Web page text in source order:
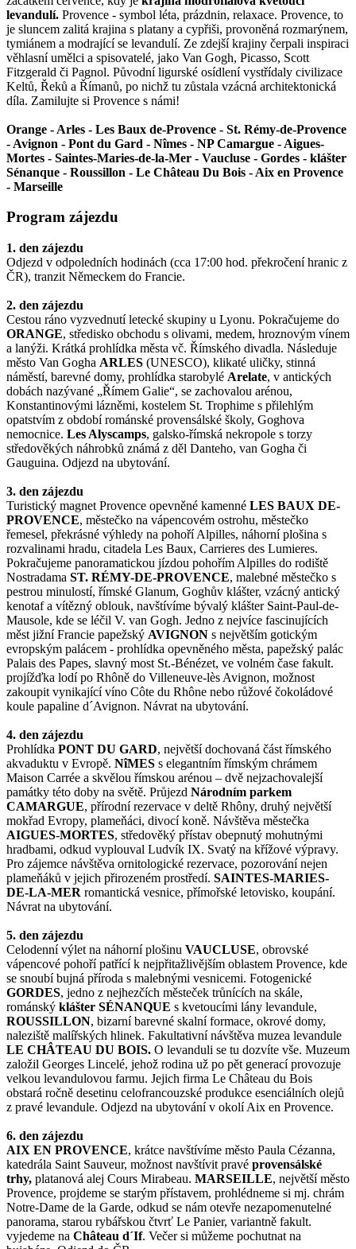
levandulí. Provence - symbol léta, prázdnin, relaxace. Provence, to
je sluncem zalitá krajina s platany a cypřiši, provoněná rozmarýnem,
tymiánem a modrající se levandulí. Ze zdejší krajiny čerpali inspiraci
věhlasní umělci a spisovatelé, jako Van Gogh, Picasso, Scott
Fitzgerald či Pagnol. Původní ligurské osídlení vystřídaly civilizace
Keltů, Řeků a Římanů, po nichž tu zůstala vzácná architektonická
díla. Zamilujte si Provence s námi!
Orange - Arles - Les Baux de-Provence - St. Rémy-de-Provence
- Avignon - Pont du Gard - Nîmes - NP Camargue - Aigues-
Mortes - Saintes-Maries-de-la-Mer - Vaucluse - Gordes - klášter
Sénanque - Roussillon - Le Château Du Bois - Aix en Provence
- Marseille
Program zájezdu
1. den zájezdu
Odjezd v odpoledních hodinách (cca 17:00 hod. překročení hranic z
ČR), tranzit Německem do Francie.
2. den zájezdu
Cestou ráno vyzvednutí letecké skupiny u Lyonu. Pokračujeme do
ORANGE, středisko obchodu s olivami, medem, hroznovým vínem
a lanýži. Krátká prohlídka města vč. Římského divadla. Následuje
město Van Gogha ARLES (UNESCO), klikaté uličky, stinná
náměstí, barevné domy, prohlídka starobylé Arelate, v antických
dobách nazývané „Římem Galie“, se zachovalou arénou,
Konstantinovými lázněmi, kostelem St. Trophime s přilehlým
opatstvím z období románské provensálské školy, Goghova
nemocnice. Les Alyscamps, galsko-římská nekropole s torzy
středověkých náhrobků známá z děl Danteho, van Gogha či
Gauguina. Odjezd na ubytování.
3. den zájezdu
Turistický magnet Provence opevněné kamenné LES BAUX DE-
PROVENCE, městečko na vápencovém ostrohu, městečko
řemesel, překrásné výhledy na pohoří Alpilles, náhorní plošina s
rozvalinami hradu, citadela Les Baux, Carrieres des Lumieres.
Pokračujeme panoramatickou jízdou pohořím Alpilles do rodiště
Nostradama ST. RÉMY-DE-PROVENCE, malebné městečko s
pestrou minulostí, římské Glanum, Goghův klášter, vzácný antický
kenotaf a vítězný oblouk, navštívíme bývalý klášter Saint-Paul-de-
Mausole, kde se léčil V. van Gogh. Jedno z nejvíce fascinujících
měst jižní Francie papežský AVIGNON s největším gotickým
evropským palácem - prohlídka opevněného města, papežský palác
Palais des Papes, slavný most St.-Bénézet, ve volném čase fakult.
projížďka lodí po Rhôně do Villeneuve-lès Avignon, možnost
zakoupit vynikající víno Côte du Rhône nebo růžové čokoládové
koule papaline d´Avignon. Návrat na ubytování.
4. den zájezdu
Prohlídka PONT DU GARD, největší dochovaná část římského
akvaduktu v Evropě. NîMES s elegantním římským chrámem
Maison Carrée a skvělou římskou arénou – dvě nejzachovalejší
památky této doby na světě. Průjezd Národním parkem
CAMARGUE, přírodní rezervace v deltě Rhôny, druhý největší
mokřad Evropy, plameňáci, divocí koně. Návštěva městečka
AIGUES-MORTES, středověký přístav obepnutý mohutnými
hradbami, odkud vyplouval Ludvík IX. Svatý na křížové výpravy.
Pro zájemce návštěva ornitologické rezervace, pozorování nejen
plameňáků v jejich přirozeném prostředí. SAINTES-MARIES-
DE-LA-MER romantická vesnice, přímořské letovisko, koupání.
Návrat na ubytování.
5. den zájezdu
Celodenní výlet na náhorní plošinu VAUCLUSE, obrovské
vápencové pohoří patřící k nejpřitažlivějším oblastem Provence, kde
se snoubí bujná příroda s malebnými vesnicemi. Fotogenické
GORDES, jedno z nejhezčích městeček trůnících na skále,
románský klášter SÉNANQUE s kvetoucími lány levandule,
ROUSSILLON, bizarní barevné skalní formace, okrové domy,
naleziště malířských hlinek. Fakultativní návštěva muzea levandule
LE CHÂTEAU DU BOIS. O levanduli se tu dozvíte vše. Muzeum
založil Georges Lincelé, jehož rodina už po pět generací provozuje
velkou levandulovou farmu. Jejich firma Le Château du Bois
obstará ročně desetinu celofrancouzské produkce esenciálních olejů
z pravé levandule. Odjezd na ubytování v okolí Aix en Provence.
6. den zájezdu
AIX EN PROVENCE, krátce navštívíme město Paula Cézanna,
katedrála Saint Sauveur, možnost navštívit pravé provensálské
trhy, platanová alej Cours Mirabeau. MARSEILLE, největší město
Provence, projdeme se starým přístavem, prohlédneme si mj. chrám
Notre-Dame de la Garde, odkud se nám otevře nezapomenutelné
panorama, starou rybářskou čtvrť Le Panier, variantně fakult.
vyjedeme na Château d´If. Večer si můžeme pochutnat na